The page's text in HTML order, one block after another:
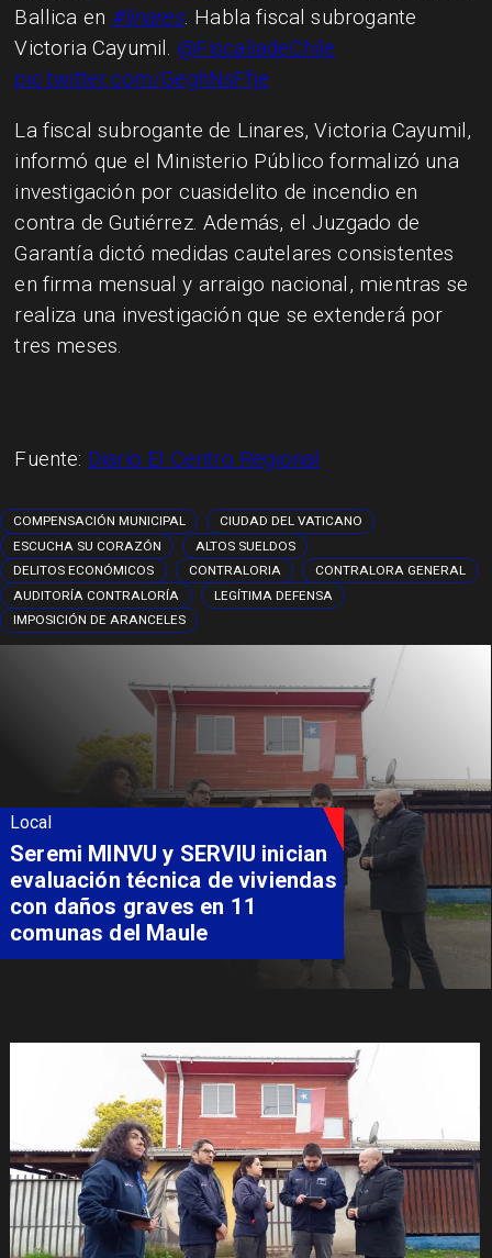
Ballica en #linares. Habla fiscal subrogante
Victoria Cayumil. @FiscaliadeChile
pic.twitter.com/GeghNsFfje
La fiscal subrogante de Linares, Victoria Cayumil,
informó que el Ministerio Público formalizó una
investigación por cuasidelito de incendio en
contra de Gutiérrez. Además, el Juzgado de
Garantía dictó medidas cautelares consistentes
en firma mensual y arraigo nacional, mientras se
realiza una investigación que se extenderá por
tres meses.
Fuente: Diario El Centro Regional
COMPENSACIÓN MUNICIPAL
CIUDAD DEL VATICANO
ESCUCHA SU CORAZÓN
ALTOS SUELDOS
DELITOS ECONÓMICOS
CONTRALORIA
CONTRALORA GENERAL
AUDITORÍA CONTRALORÍA
LEGÍTIMA DEFENSA
IMPOSICIÓN DE ARANCELES
Local
Fondo Orasmi entrega apoyo a
familia de Romeral para
costear alimentación
especializada de niño con
Síndrome de Intestino Corto